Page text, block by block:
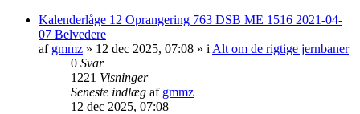
Kalenderlåge 12 Oprangering 763 DSB ME 1516 2021-04-
07 Belvedere
af gmmz » 12 dec 2025, 07:08 » i Alt om de rigtige jernbaner
0 Svar
1221 Visninger
Seneste indlæg af gmmz
12 dec 2025, 07:08